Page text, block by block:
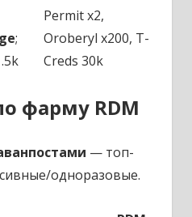
;
Permit x2,
Oroberyl x200, T-
Creds 30k
фарму RDM
— топ-
одноразовые.